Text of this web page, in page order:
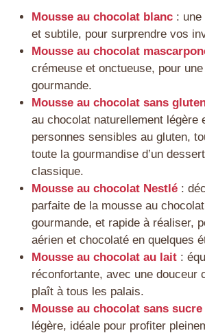
Mousse au chocolat blanc: une
et subtile, pour surprendre vos
Mousse au chocolat
crémeuse et onctueuse, pour
gourmande.
Mousse au chocolat sans
au chocolat naturellement légère
personnes sensibles au gluten,
toute la gourmandise d’un
classique.
Mousse au chocolat Nestlé:
parfaite de la mousse au
gourmande, et rapide à réaliser,
aérien et chocolaté en quelques
Mousse au chocolat au lait:
réconfortante, avec une douceur
plaît à tous les palais.
Mousse au chocolat sans sucre
légère, idéale pour profiter